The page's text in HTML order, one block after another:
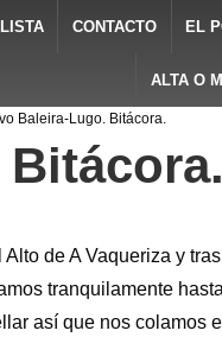
CONTACTO EL
ALTA O
Baleira-Lugo. Bitácora.
Bitácora.
de A Vaqueriza y
tranquilamente
así que nos colamos